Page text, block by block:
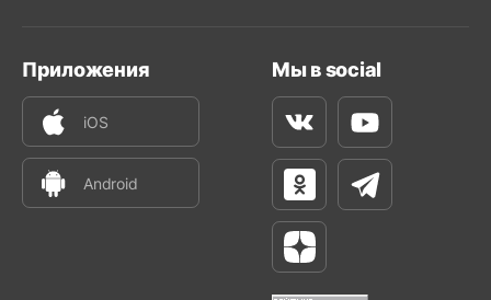
Приложения
iOS
Android
Мы в social
ВконтактеYoutube
Одноклассники
Телеграм
Яндекс Дзен